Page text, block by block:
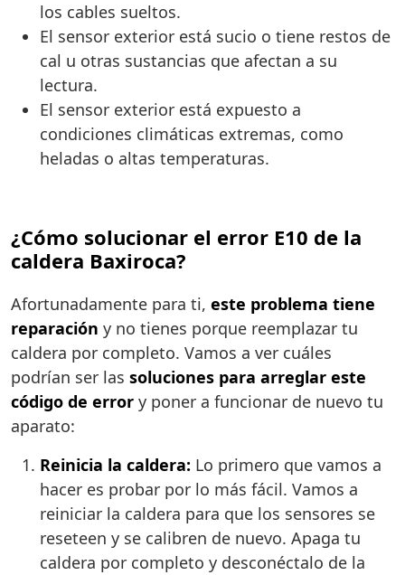
los cables sueltos.
El sensor exterior está sucio o tiene restos de
cal u otras sustancias que afectan a su
lectura.
El sensor exterior está expuesto a
condiciones climáticas extremas, como
heladas o altas temperaturas.
¿Cómo solucionar el error E10 de la
caldera Baxiroca?
Afortunadamente para ti, este problema tiene
reparación y no tienes porque reemplazar tu
caldera por completo. Vamos a ver cuáles
podrían ser las soluciones para arreglar este
código de error y poner a funcionar de nuevo tu
aparato:
Reinicia la caldera: Lo primero que vamos a
hacer es probar por lo más fácil. Vamos a
reiniciar la caldera para que los sensores se
reseteen y se calibren de nuevo. Apaga tu
caldera por completo y desconéctalo de la